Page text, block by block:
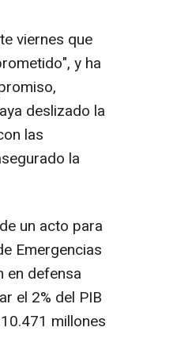
viernes que
y ha
deslizado la
las
la
un acto para
Emergencias
en defensa
el 2% del PIB
millones